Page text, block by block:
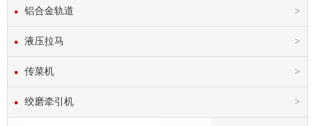
铝合金轨道
液压拉马
传菜机
绞磨牵引机